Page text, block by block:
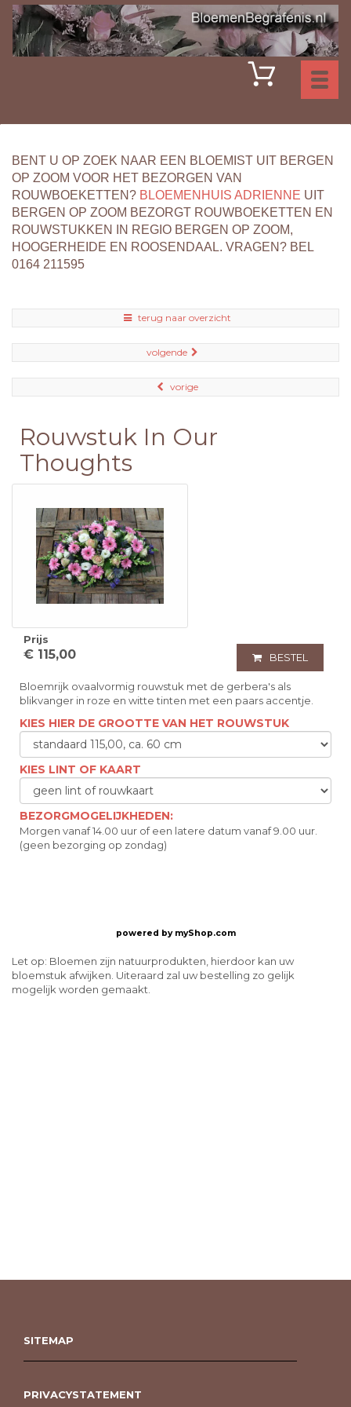
BENT U OP ZOEK NAAR EEN BLOEMIST UIT BERGEN
OP ZOOM VOOR HET BEZORGEN VAN
ROUWBOEKETTEN? BLOEMENHUIS ADRIENNE UIT
BERGEN OP ZOOM BEZORGT ROUWBOEKETTEN EN
ROUWSTUKKEN IN REGIO BERGEN OP ZOOM,
HOOGERHEIDE EN ROOSENDAAL. VRAGEN? BEL
0164 211595
terug naar overzicht
volgende
vorige
Rouwstuk In Our
Thoughts
Prijs
€ 115,00 BESTEL
Bloemrijk ovaalvormig rouwstuk met de gerbera's als
blikvanger in roze en witte tinten met een paars accentje.
KIES HIER DE GROOTTE VAN HET ROUWSTUK
KIES LINT OF KAART
BEZORGMOGELIJKHEDEN:
Morgen vanaf 14.00 uur of een latere datum vanaf 9.00 uur.
(geen bezorging op zondag)
powered by myShop.com
Let op: Bloemen zijn natuurprodukten, hierdoor kan uw
bloemstuk afwijken. Uiteraard zal uw bestelling zo gelijk
mogelijk worden gemaakt.
SITEMAP
PRIVACYSTATEMENT